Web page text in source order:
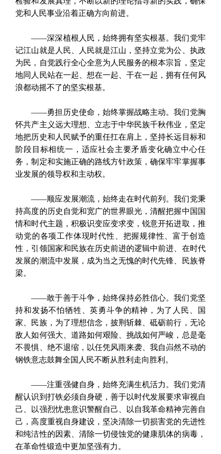
党和人民事业沿着正确方向前进。
——深深植根人民，始终拥有坚实根基。我们党牢
记江山就是人民、人民就是江山，坚持立党为公、执政
为民，自觉践行全心全意为人民服务的根本宗旨，坚定
地同人民站在一起、想在一起、干在一起，拥有任何风
浪都动摇不了的坚实根基。
——勇担历史使命，始终掌握战略主动。我们党胸
怀共产主义远大理想、立志于中华民族千秋伟业，坚定
地把历史和人民赋予的重任扛在肩上，坚持长远目标和
阶段目标相统一，适应社会主要矛盾变化确立中心任
务，制定和实施正确的路线方针政策，确保牢牢掌握事
业发展的领导权和主动权。
——顺应发展潮流，始终走在时代前列。我们党秉
持高度的历史自觉和宽广的世界眼光，清醒把握中国国
情和时代主题，积极识变应变求变，锐意开拓进取，推
动党的各项工作体现时代性、把握规律性、富于创造
性，引领国家和民族在历史前进的逻辑中前进、在时代
发展的潮流中发展，成为当之无愧的时代先锋、民族脊
梁。
——敢于善于斗争，始终保持必胜信心。我们党坚
持和发扬不怕牺牲、英勇斗争的精神，为了人民、国
家、民族，为了理想信念，披荆斩棘、砥砺前行，无论
敌人如何强大、道路如何艰险、挑战如何严峻，总是毫
不畏惧、绝不退缩，以任凭风雨来袭、我自岿然不动的
钢铁意志鼓舞全国人民不断从胜利走向胜利。
——注重强健自身，始终充满生机活力。我们党清
醒认识到打铁必须自身硬，善于以时代发展要求审视自
己、以强烈忧患意识警醒自己、以自我革命精神完善自
己，高度重视自身建设，坚决清除一切损害党的先进性
和纯洁性的因素、清除一切侵蚀党的健康肌体的病毒，
在革命性锻造中更加坚强有力。